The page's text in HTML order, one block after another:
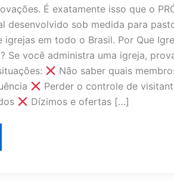
É exatamente isso que o
desenvolvido sob medida para
igrejas em todo o Brasil. Por Que
Se você administra uma igreja,
Não saber quais
Perder o controle de
Dízimos e ofertas […]